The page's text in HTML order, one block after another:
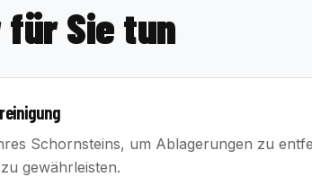
Sie tun
Schornsteins, um Ablagerungen zu
gewährleisten.